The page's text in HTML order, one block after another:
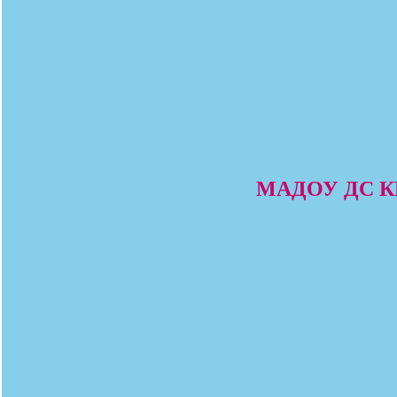
МАДОУ ДС